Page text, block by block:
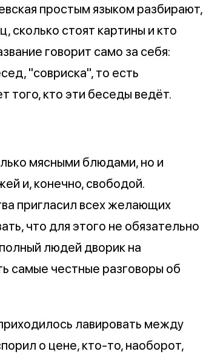
простым языком разбирают,
сколько стоят картины и кто
говорит само за себя:
"совриска", то есть
того, кто эти беседы ведёт.
мясными блюдами, но и
и, конечно, свободой.
пригласил всех желающих
что для этого не обязательно
людей дворик на
самые честные разговоры об
лавировать между
о цене, кто-то, наоборот,